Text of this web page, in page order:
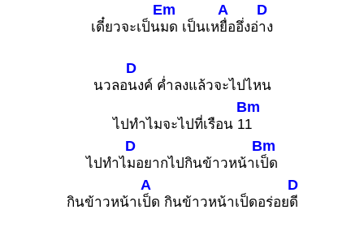
เดี๋ยวจะเป็น
Em
มด เป็นเห
A
ยื่ออึ่งอ่
D
าง
นวลอ
D
นงค์ ค่ำลงแล้วจะไปไหน
ไปทำไมจะไปที่เรือน 1
Bm
1
ไปทำไ
D
มอยากไปกินข้าวหน้าเ
Bm
ป็ด
กินข้าวหน้าเ
A
ป็ด กินข้าวหน้าเป็ดอร่อย
D
ดี